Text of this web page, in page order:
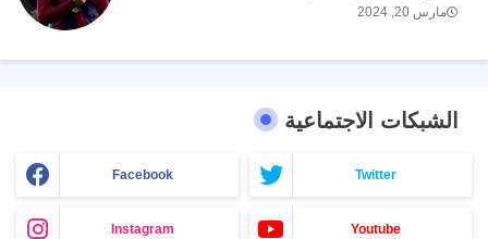
مارس 20, 2024
الشبكات الاجتماعية
Facebook Twitter
Instagram Youtube